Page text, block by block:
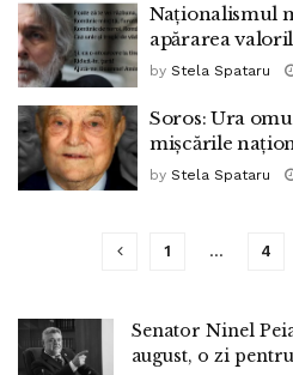
Naționalismul
apărarea
by Stela Spataru
Soros: Ura
mișcările
by Stela Spataru
1 … 4
Senator Ninel
august, o zi